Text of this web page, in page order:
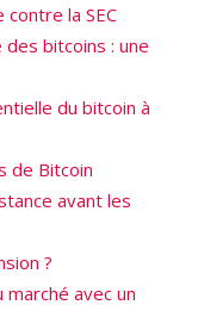
contre la SEC
bitcoins : une
du bitcoin à
de Bitcoin
avant les
?
marché avec un